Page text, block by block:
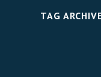
TAG